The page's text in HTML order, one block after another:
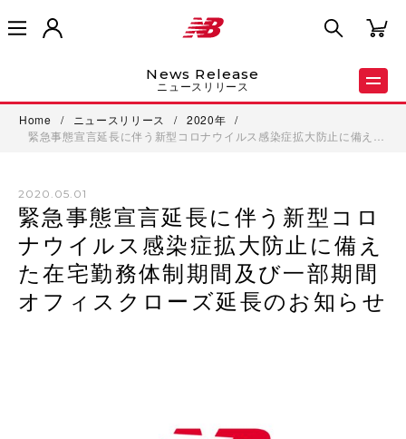
News Release
ニュースリリース
Home / ニュースリリース / 2020年
/
緊急事態宣言延長に伴う新型コロナウイルス感染症拡大防止に備え…
2020.05.01
緊急事態宣言延長に伴う新型コロ
ナウイルス感染症拡大防止に備え
た在宅勤務体制期間及び一部期間
オフィスクローズ延長のお知らせ